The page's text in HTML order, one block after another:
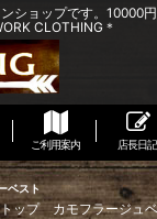
ショップです。10000
CLOTHING＊
ご利用案内 店長日記
ベスト
ップ カモフラージ